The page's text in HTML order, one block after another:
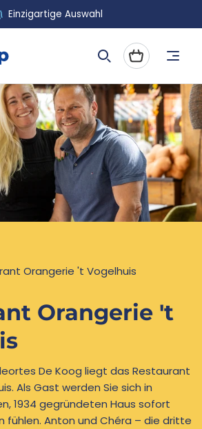
Einzigartige Auswahl
Warenkorb
Orangerie 't Vogelhuis
Orangerie 't
De Koog liegt das Restaurant
Als Gast werden Sie sich in
1934 gegründeten Haus sofort
fühlen. Anton und Chéra – die dritte